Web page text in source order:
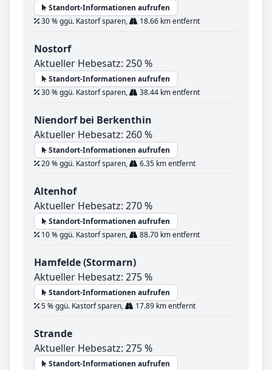
Standort-Informationen aufrufen
30 % ggü. Kastorf sparen,
18.66 km entfernt
Nostorf
Aktueller Hebesatz: 250 %
Standort-Informationen aufrufen
30 % ggü. Kastorf sparen,
38.44 km entfernt
Niendorf bei Berkenthin
Aktueller Hebesatz: 260 %
Standort-Informationen aufrufen
20 % ggü. Kastorf sparen,
6.35 km entfernt
Altenhof
Aktueller Hebesatz: 270 %
Standort-Informationen aufrufen
10 % ggü. Kastorf sparen,
88.70 km entfernt
Hamfelde (Stormarn)
Aktueller Hebesatz: 275 %
Standort-Informationen aufrufen
5 % ggü. Kastorf sparen,
17.89 km entfernt
Strande
Aktueller Hebesatz: 275 %
Standort-Informationen aufrufen